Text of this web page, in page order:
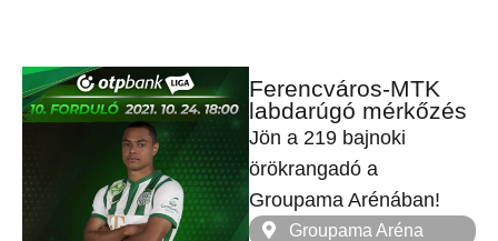
Ferencváros-MTK
labdarúgó mérkőzés
Jön a 219 bajnoki
örökrangadó a
Groupama Arénában!
Groupama Aréna